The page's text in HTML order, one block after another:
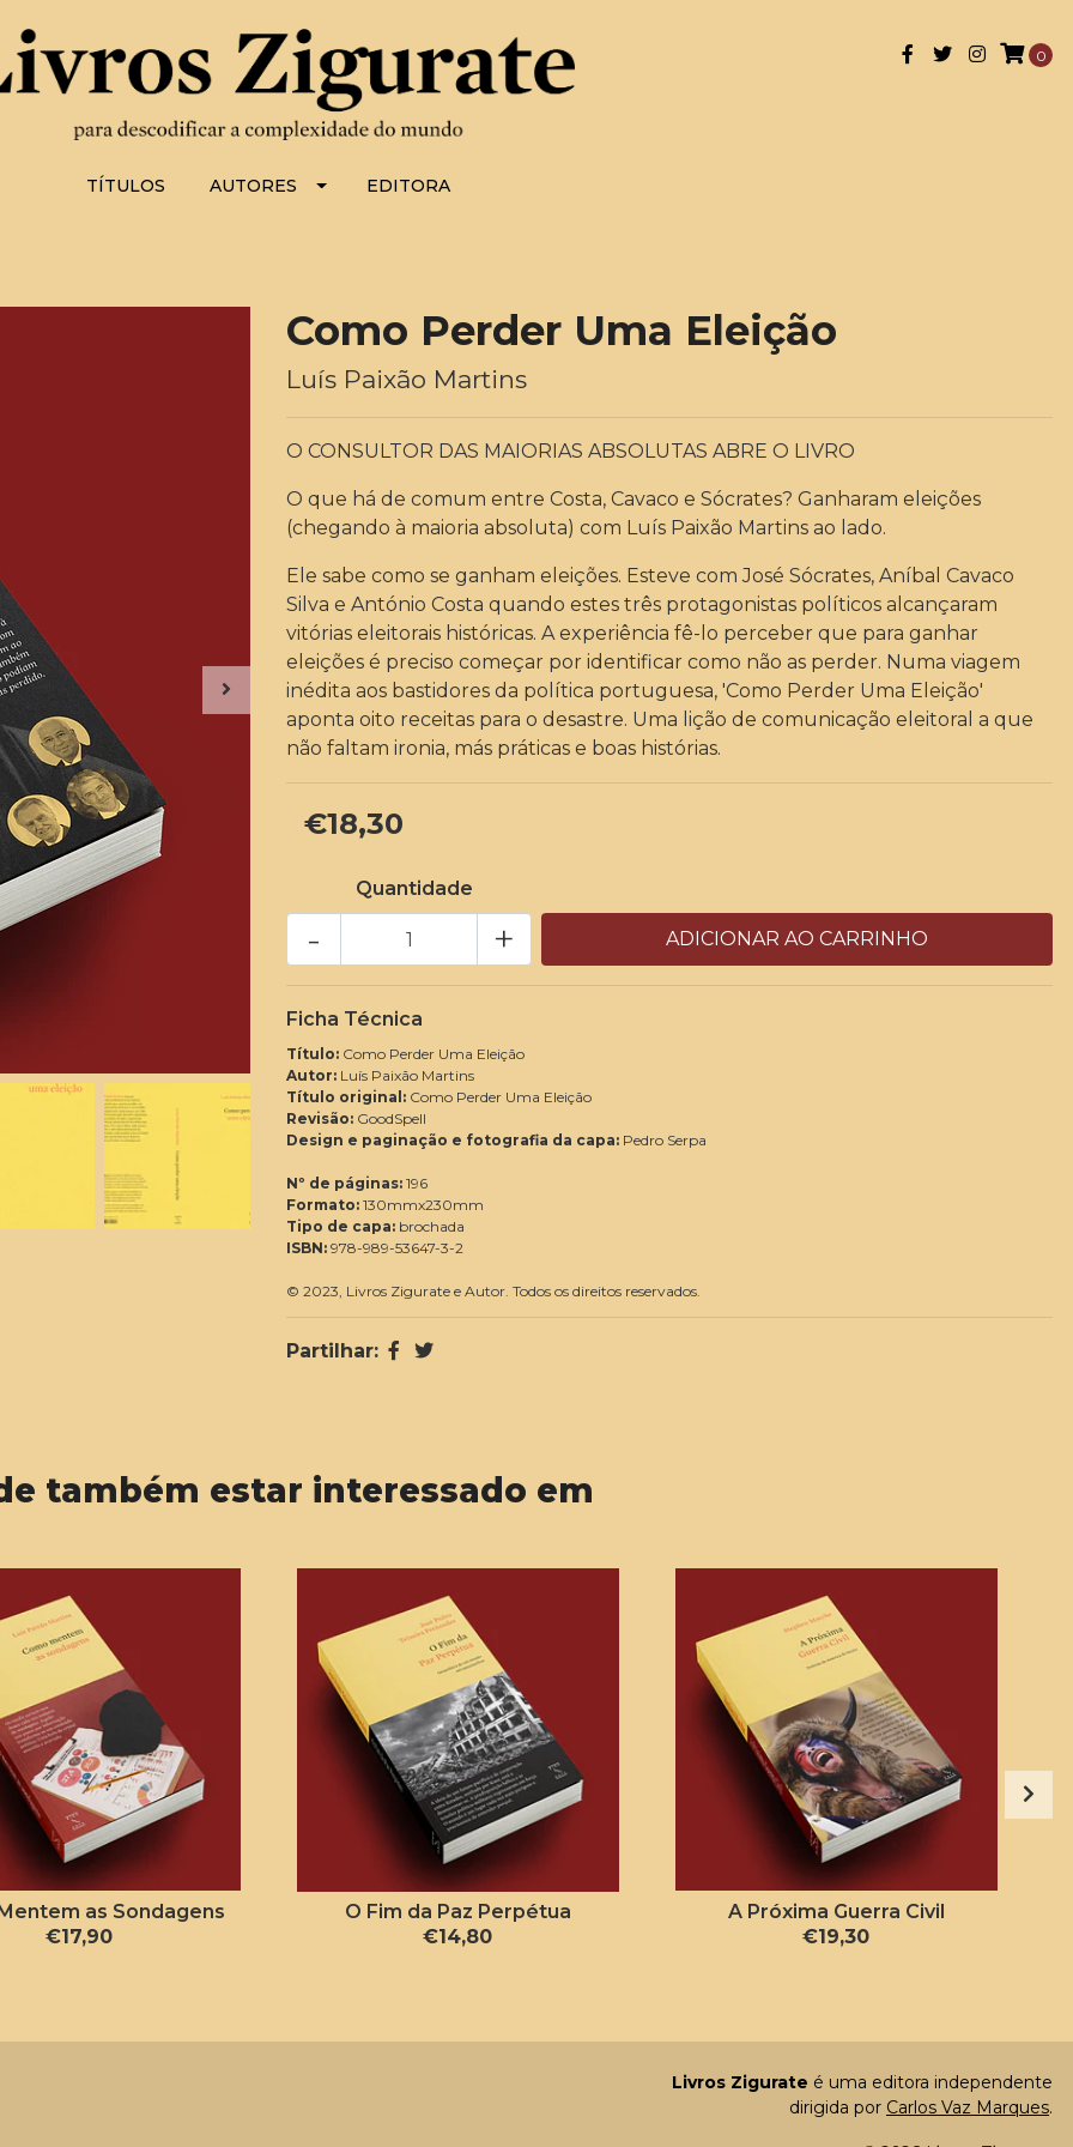
TÍTULOS AUTORES EDITORA
0
Como Perder Uma Eleição
Luís Paixão Martins
O CONSULTOR DAS MAIORIAS ABSOLUTAS ABRE O LIVRO
O que há de comum entre Costa, Cavaco e Sócrates? Ganharam eleições
(chegando à maioria absoluta) com Luís Paixão Martins ao lado.
Ele sabe como se ganham eleições. Esteve com José Sócrates, Aníbal Cavaco
Silva e António Costa quando estes três protagonistas políticos alcançaram
vitórias eleitorais históricas. A experiência fê-lo perceber que para ganhar
eleições é preciso começar por identificar como não as perder. Numa viagem
inédita aos bastidores da política portuguesa, 'Como Perder Uma Eleição'
aponta oito receitas para o desastre. Uma lição de comunicação eleitoral a que
não faltam ironia, más práticas e boas histórias.
€18,30
Quantidade
+
-
Ficha Técnica
Título: Como Perder Uma Eleição
Autor: Luís Paixão Martins
Título original: Como Perder Uma Eleição
Revisão: GoodSpell
Design e paginação e fotografia da capa: Pedro Serpa
Nº de páginas: 196
Formato: 130mmx230mm
Tipo de capa: brochada
ISBN: 978-989-53647-3-2
© 2023, Livros Zigurate e Autor. Todos os direitos reservados.
Partilhar:
também estar interessado em
as Sondagens
€17,90
O Fim da Paz Perpétua
€14,80
A Próxima Guerra Civil
€19,30
Livros Zigurate é uma editora independente
dirigida por Carlos Vaz Marques.